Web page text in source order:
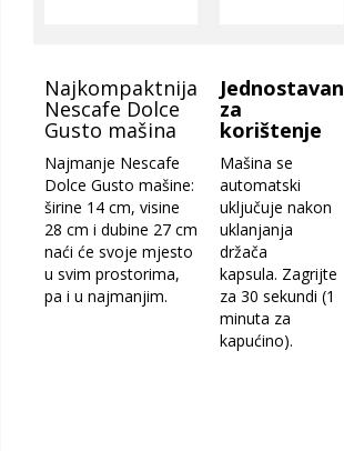
Najkompaktnija
Nescafe Dolce
Gusto mašina
Najmanje Nescafe
Dolce Gusto mašine:
širine 14 cm, visine
28 cm i dubine 27 cm
naći će svoje mjesto
u svim prostorima,
pa i u najmanjim.
Jednostavan
za
korištenje
Mašina se
automatski
uključuje nakon
uklanjanja
držača
kapsula. Zagrijte
za 30 sekundi (1
minuta za
kapućino).